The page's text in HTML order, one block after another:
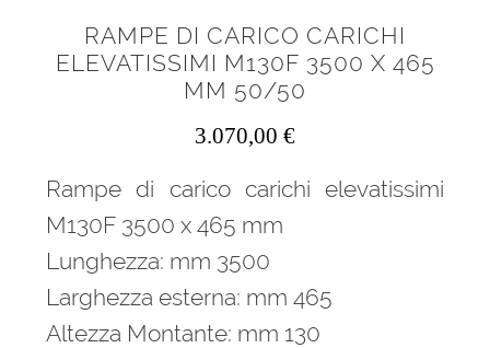
RAMPE DI CARICO CARICHI
ELEVATISSIMI M130F 3500 X 465
MM 50/50
3.070,00 €
Rampe di carico carichi elevatissimi
M130F 3500 x 465 mm
Lunghezza: mm 3500
Larghezza esterna: mm 465
Altezza Montante: mm 130